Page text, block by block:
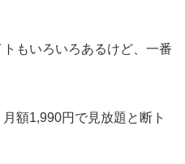
もいろいろあるけど、一番
額1,990円で見放題と断ト